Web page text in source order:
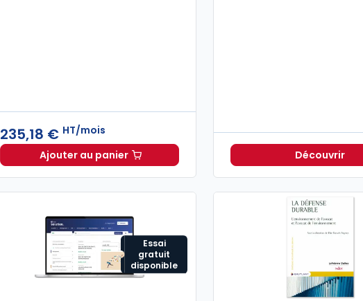
235,18 € HT/mois
Ajouter au panierELnet Environnement et nuisances à 235,18 €HT/mois
Découvrir
Essai
gratuit
disponible